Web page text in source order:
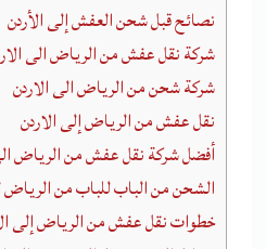
نصائح قبل شحن العفش إلى الأردن
شركة نقل عفش من الرياض الى
شركة شحن من الرياض الى الاردن
نقل عفش من الرياض إلى الاردن
أفضل شركة نقل عفش من الرياض
الشحن من الباب للباب من الرياض
خطوات نقل عفش من الرياض إلى